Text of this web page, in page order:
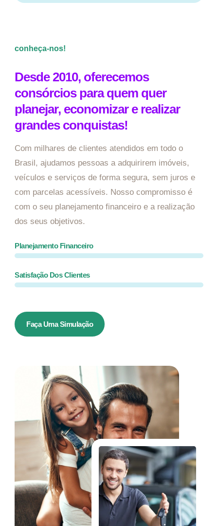
conheça-nos!
Desde 2010, oferecemos
consórcios para quem quer
planejar, economizar e realizar
grandes conquistas!
Com milhares de clientes atendidos em todo o
Brasil, ajudamos pessoas a adquirirem imóveis,
veículos e serviços de forma segura, sem juros e
com parcelas acessíveis. Nosso compromisso é
com o seu planejamento financeiro e a realização
dos seus objetivos.
Planejamento Financeiro
Satisfação Dos Clientes
Faça Uma Simulação